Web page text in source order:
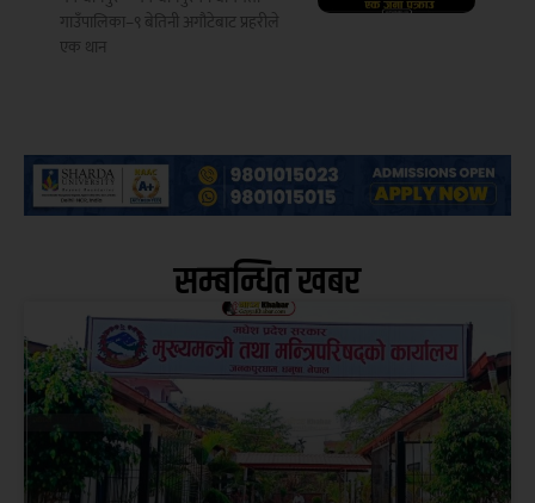
गाउँपालिका–९ बेतिनी अगौटेबाट प्रहरीले
एक थान
सम्बन्धित खबर